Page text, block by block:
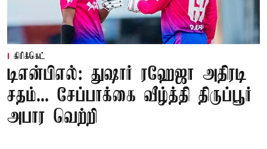
கிரிக்கெட்
டிஎன்பிஎல்: துஷார் ரஹேஜா அதிரடி
சதம்... சேப்பாக்கை வீழ்த்தி திருப்பூர்
அபார வெற்றி